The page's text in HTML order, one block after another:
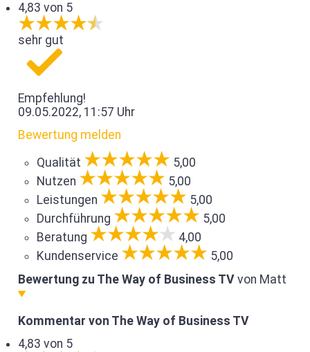
4,83 von 5
sehr gut
Empfehlung!
09.05.2022, 11:57 Uhr
Bewertung melden
Qualität
5,00
Nutzen
5,00
Leistungen
5,00
Durchführung
5,00
Beratung
4,00
Kundenservice
5,00
Bewertung zu The Way of Business TVvon Matt
Kommentar von The Way of Business TV
4,83 von 5